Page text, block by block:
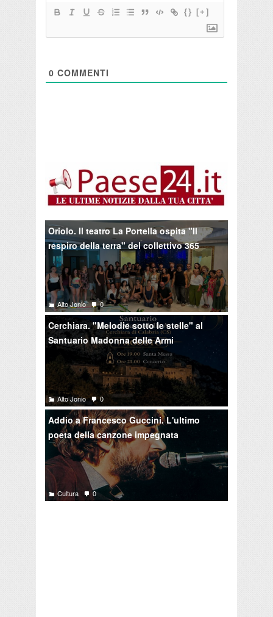
{} [+]
0 COMMENTI
Oriolo. Il teatro La Portella ospita "Il
respiro della terra" del collettivo 365
Alto Jonio 0
Cerchiara. "Melodie sotto le stelle" al
Santuario Madonna delle Armi
Alto Jonio 0
Addio a Francesco Guccini. L'ultimo
poeta della canzone impegnata
Cultura 0